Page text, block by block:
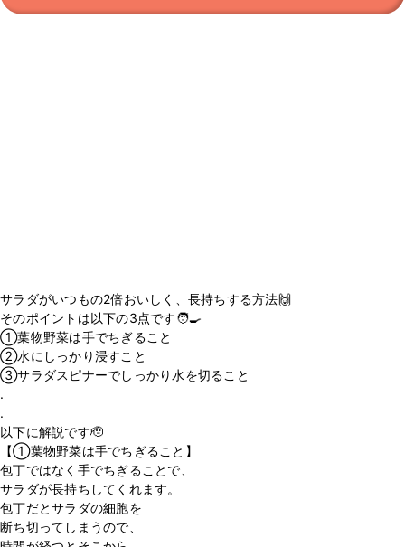
サラダがいつもの2倍おいしく、長持ちする方法🙌
そのポイントは以下の3点です🧑‍🍳
①葉物野菜は手でちぎること
②水にしっかり浸すこと
③サラダスピナーでしっかり水を切ること
.
.
以下に解説です🫡
【①葉物野菜は手でちぎること】
包丁ではなく手でちぎることで、
サラダが長持ちしてくれます。
包丁だとサラダの細胞を
断ち切ってしまうので、